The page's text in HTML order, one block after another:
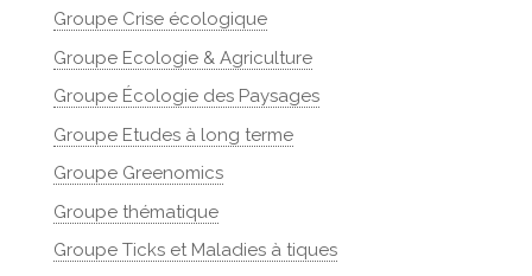
Groupe Crise écologique
Groupe Ecologie & Agriculture
Groupe Écologie des Paysages
Groupe Etudes à long terme
Groupe Greenomics
Groupe thématique
Groupe Ticks et Maladies à tiques